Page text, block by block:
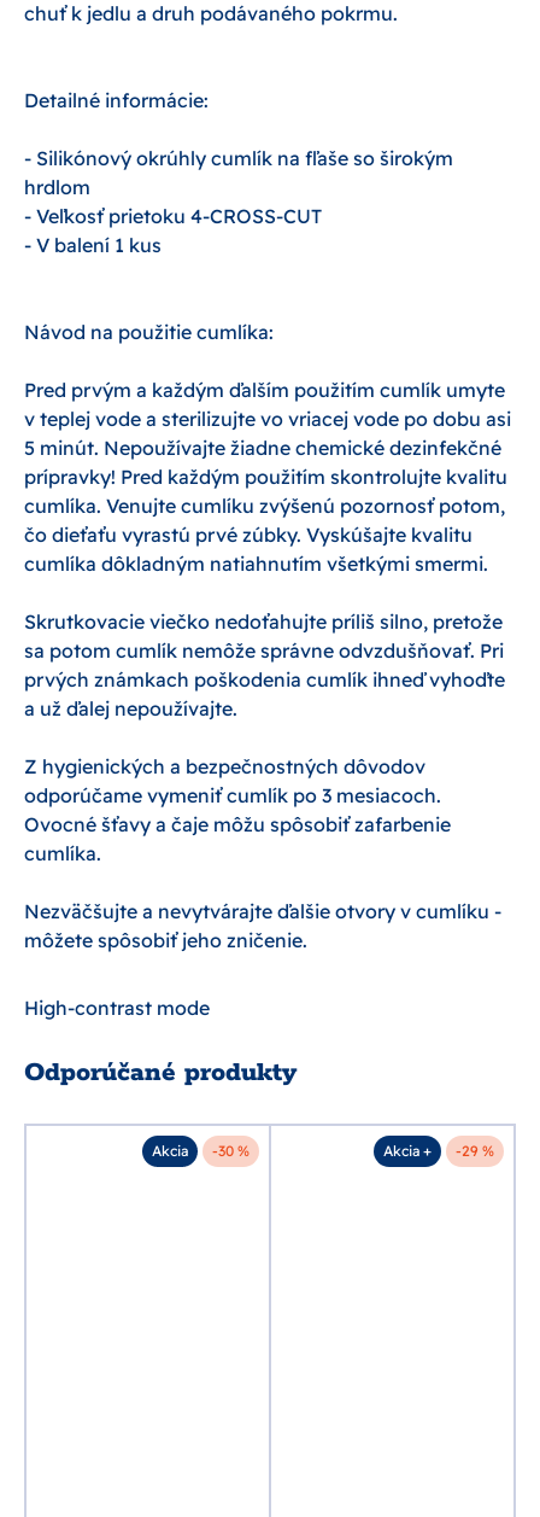
chuť k jedlu a druh podávaného pokrmu.
Detailné informácie:
- Silikónový okrúhly cumlík na fľaše so širokým
hrdlom
- Veľkosť prietoku 4-CROSS-CUT
- V balení 1 kus
Návod na použitie cumlíka:
Pred prvým a každým ďalším použitím cumlík umyte
v teplej vode a sterilizujte vo vriacej vode po dobu asi
5 minút. Nepoužívajte žiadne chemické dezinfekčné
prípravky! Pred každým použitím skontrolujte kvalitu
cumlíka. Venujte cumlíku zvýšenú pozornosť potom,
čo dieťaťu vyrastú prvé zúbky. Vyskúšajte kvalitu
cumlíka dôkladným natiahnutím všetkými smermi.
Skrutkovacie viečko nedoťahujte príliš silno, pretože
sa potom cumlík nemôže správne odvzdušňovať. Pri
prvých známkach poškodenia cumlík ihneď vyhoďte
a už ďalej nepoužívajte.
Z hygienických a bezpečnostných dôvodov
odporúčame vymeniť cumlík po 3 mesiacoch.
Ovocné šťavy a čaje môžu spôsobiť zafarbenie
cumlíka.
Nezväčšujte a nevytvárajte ďalšie otvory v cumlíku -
môžete spôsobiť jeho zničenie.
High-contrast mode
Odporúčané produkty
Akcia -30 % Akcia + -29 %